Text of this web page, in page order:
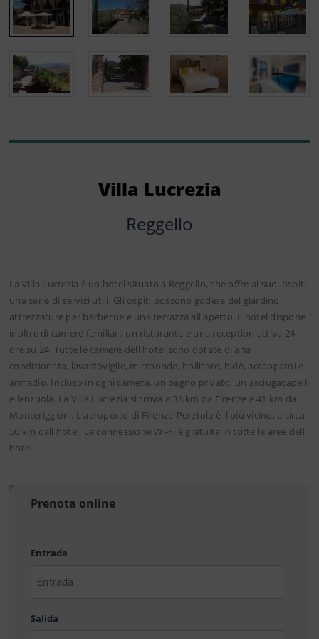
Villa Lucrezia
Reggello
La Villa Lucrezia è un hotel situato a Reggello, che offre ai suoi ospiti
una serie di servizi utili. Gli ospiti possono godere del giardino,
attrezzature per barbecue e una terrazza all aperto. L hotel dispone
inoltre di camere familiari, un ristorante e una reception attiva 24
ore su 24. Tutte le camere dell hotel sono dotate di aria
condizionata, lavastoviglie, microonde, bollitore, bidè, accappatoi e
armadio. Incluso in ogni camera, un bagno privato, un asciugacapelli
e lenzuola. La Villa Lucrezia si trova a 38 km da Firenze e 41 km da
Monteriggioni. L aeroporto di Firenze-Peretola è il più vicino, a circa
56 km dall hotel. La connessione Wi-Fi è gratuita in tutte le aree dell
hotel.
Prenota online
Entrada
MM
Salida